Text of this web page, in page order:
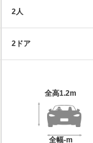
2人
2ドア
全高1.2m
全幅-m